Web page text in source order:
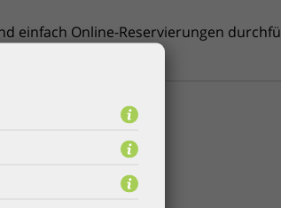
einfach Online-Reservierungen durchfü